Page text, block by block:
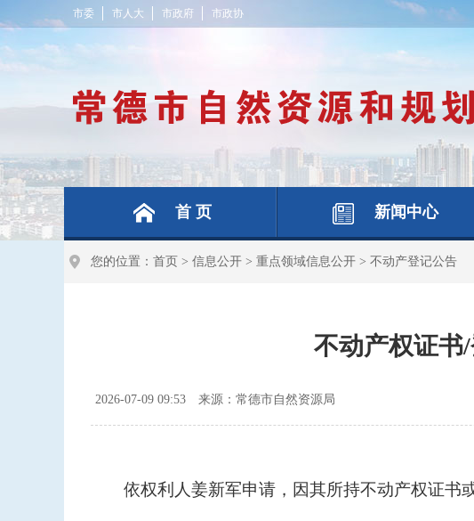
市委 市人大 市政府 市政协
首 页 新闻中心
您的位置： 首页 > 信息公开 > 重点领域信息公开 > 不动产登记公告
不动产权证书
2026-07-09 09:53 来源：常德市自然资源局
依权利人姜新军申请，因其所持不动产权证书